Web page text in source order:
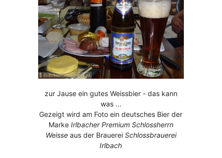
zur Jause ein gutes Weissbier - das kann
was ...
Gezeigt wird am Foto ein deutsches Bier der
Marke Irlbacher Premium Schlossherrn
Weisseaus der Brauerei Schlossbrauerei
Irlbach